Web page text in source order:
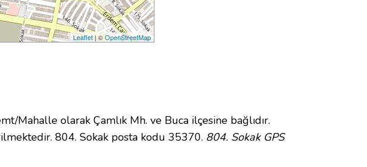
Leaflet| ©OpenStreetMap
olarak Çamlık Mh. ve Buca ilçesine bağlıdır.
804. Sokak posta kodu 35370. 804. Sokak GPS